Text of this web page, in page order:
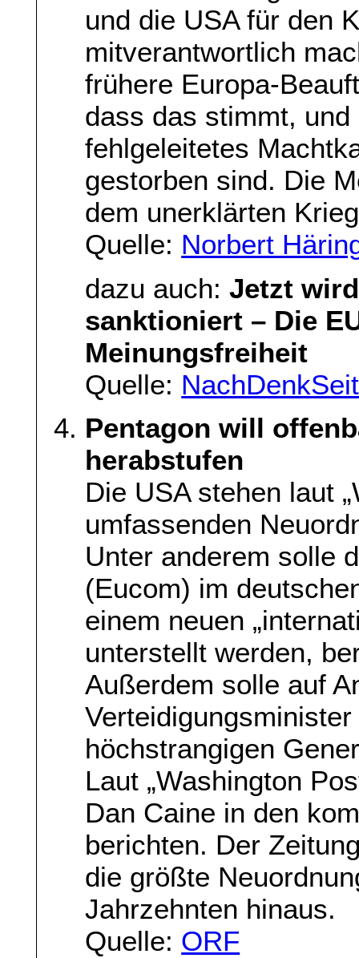
und die USA für den
mitverantwortlich
frühere Europa-
dass das stimmt,
fehlgeleitetes
gestorben sind. Die
dem unerklärten
Quelle: Norbert
dazu auch:Jetzt
sanktioniert – Die
Meinungsfreiheit
Quelle:
Pentagon will
herabstufen
Die USA stehen laut
umfassenden
Unter anderem solle
(Eucom) im
einem neuen
unterstellt werden,
Außerdem solle auf
höchstrangigen
Laut „Washington
Dan Caine in den
berichten. Der
die größte
Jahrzehnten hinaus.
Quelle: ORF